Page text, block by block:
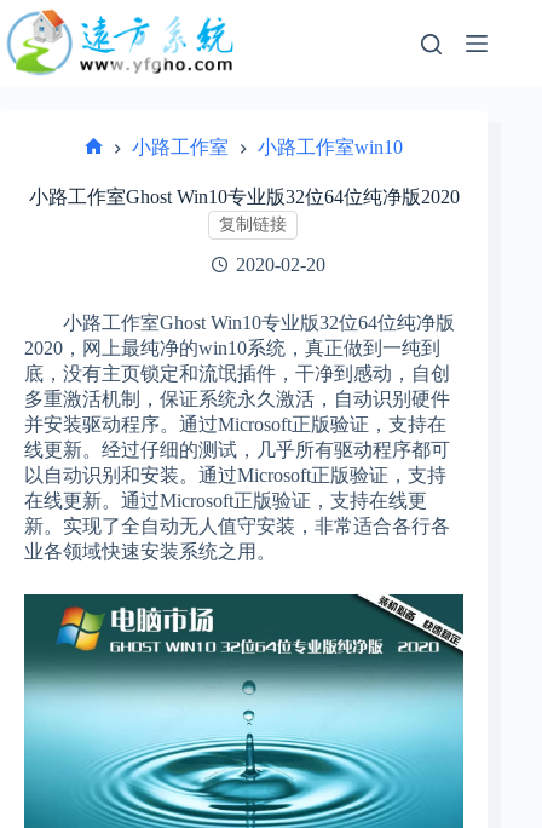
过
内
页
小路工作室 小路工作室win10
小路工作室Ghost Win10专业版32位64位纯净版2020
复制链接
2020-02-20
小路工作室Ghost Win10专业版32位64位纯净版
2020，网上最纯净的win10系统，真正做到一纯到
底，没有主页锁定和流氓插件，干净到感动，自创
多重激活机制，保证系统永久激活，自动识别硬件
并安装驱动程序。通过Microsoft正版验证，支持在
线更新。经过仔细的测试，几乎所有驱动程序都可
以自动识别和安装。通过Microsoft正版验证，支持
在线更新。通过Microsoft正版验证，支持在线更
新。实现了全自动无人值守安装，非常适合各行各
业各领域快速安装系统之用。